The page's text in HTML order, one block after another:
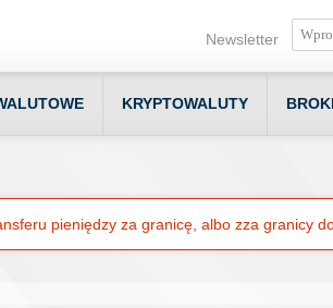
Newsletter
KRYPTOWALUTY
pieniędzy za granicę, albo zza granicy